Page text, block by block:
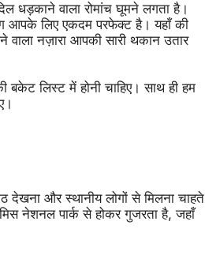
धड़काने वाला रोमांच घूमने लगता है।
आपके लिए एकदम परफेक्ट है। यहाँ की
नज़ारा आपकी सारी थकान उतार
लिस्ट में होनी चाहिए। साथ ही हम
देखना और स्थानीय लोगों से मिलना चाहते
नेशनल पार्क से होकर गुजरता है, जहाँ